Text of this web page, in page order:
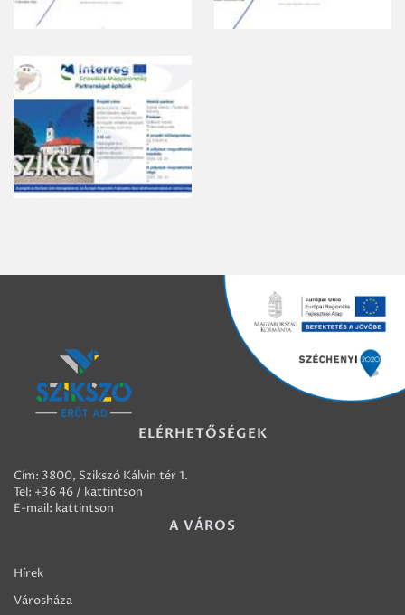
ELÉRHETŐSÉGEK
Cím: 3800, Szikszó Kálvin tér 1.
Tel: +36 46 / kattintson
E-mail: kattintson
A VÁROS
Hírek
Városháza